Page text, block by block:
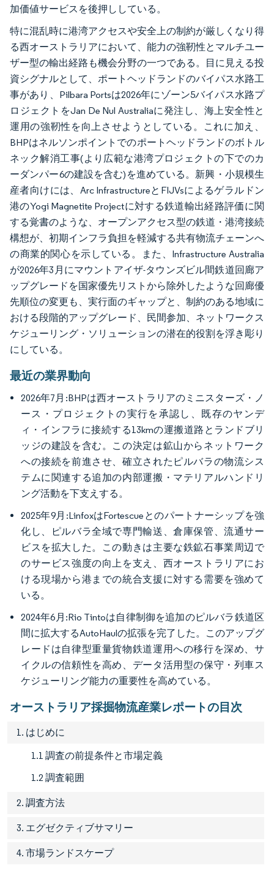
加価値サービスを後押ししている。
特に混乱時に港湾アクセスや安全上の制約が厳しくなり得
る西オーストラリアにおいて、能力の強靭性とマルチユー
ザー型の輸出経路も機会分野の一つである。目に見える投
資シグナルとして、ポートヘッドランドのバイパス水路工
事があり、Pilbara Portsは2026年にゾーン5バイパス水路プ
ロジェクトをJan De Nul Australiaに発注し、海上安全性と
運用の強靭性を向上させようとしている。これに加え、
BHPはネルソンポイントでのポートヘッドランドのボトル
ネック解消工事(より広範な港湾プロジェクトの下でのカ
ーダンパー6の建設を含む)を進めている。新興・小規模生
産者向けには、Arc InfrastructureとFIJVsによるゲラルドン
港のYogi Magnetite Projectに対する鉄道輸出経路評価に関
する覚書のような、オープンアクセス型の鉄道・港湾接続
構想が、初期インフラ負担を軽減する共有物流チェーンへ
の商業的関心を示している。また、Infrastructure Australia
が2026年3月にマウントアイザ-タウンズビル間鉄道回廊ア
ップグレードを国家優先リストから除外したような回廊優
先順位の変更も、実行面のギャップと、制約のある地域に
おける段階的アップグレード、民間参加、ネットワークス
ケジューリング・ソリューションの潜在的役割を浮き彫り
にしている。
最近の業界動向
2026年7月:BHPは西オーストラリアのミニスターズ・ノ
ース・プロジェクトの実行を承認し、既存のヤンデ
ィ・インフラに接続する13kmの運搬道路とランドブリ
ッジの建設を含む。この決定は鉱山からネットワーク
への接続を前進させ、確立されたピルバラの物流シス
テムに関連する追加の内部運搬・マテリアルハンドリ
ング活動を下支えする。
2025年9月:LinfoxはFortescueとのパートナーシップを強
化し、ピルバラ全域で専門輸送、倉庫保管、流通サー
ビスを拡大した。この動きは主要な鉄鉱石事業周辺で
のサービス強度の向上を支え、西オーストラリアにお
ける現場から港までの統合支援に対する需要を強めて
いる。
2024年6月:Rio Tintoは自律制御を追加のピルバラ鉄道区
間に拡大するAutoHaulの拡張を完了した。このアップグ
レードは自律型重量貨物鉄道運用への移行を深め、サ
イクルの信頼性を高め、データ活用型の保守・列車ス
ケジューリング能力の重要性を高めている。
オーストラリア採掘物流産業レポートの目次
1. はじめに
1.1 調査の前提条件と市場定義
1.2 調査範囲
2. 調査方法
3. エグゼクティブサマリー
4. 市場ランドスケープ